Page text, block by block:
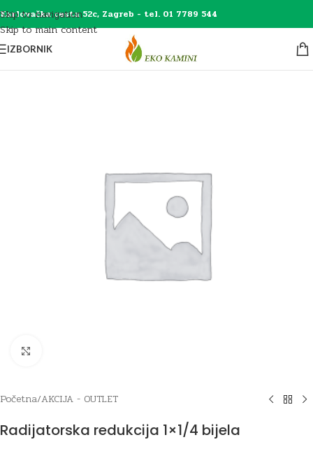
Skip to navigation
Skip to main content
Karlovačka cesta 52c, Zagreb - tel. 01 7789 544
IZBORNIK
Početna/AKCIJA - OUTLET
Radijatorska redukcija 1×1/4 bijela